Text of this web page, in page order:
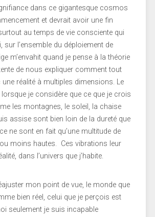
dans ce gigantesque cosmos
et devrait avoir une fin
au temps de vie consciente qui
sur l’ensemble du déploiement de
m’envahit quand je pense à la théorie
de nous expliquer comment tout
réalité à multiples dimensions. Le
lorsque je considère que ce que je crois
les montagnes, le soleil, la chaise
assise sont bien loin de la dureté que
ne sont en fait qu’une multitude de
moins hautes. Ces vibrations leur
dans l’univers que j’habite.
mon point de vue, le monde que
bien réel, celui que je perçois est
seulement je suis incapable